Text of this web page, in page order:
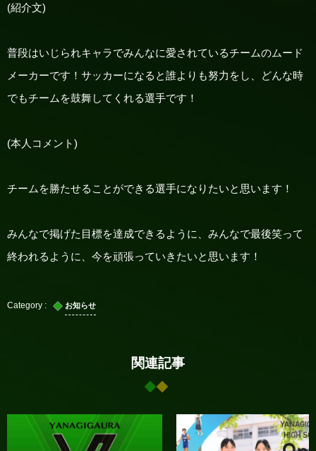
(紹介文)
普段はいじられキャラでみんなに愛されているチームのムード
メーカーです！サッカーになると誰よりも努力をし、どんな時
でもチームを鼓舞してくれる選手です！
(本人コメント)
チームを勝たせることができる選手になりたいと思います！
みんなで掲げた目標を達成できるように、みんなで最後笑って
終われるように、今を頑張っていきたいと思います！
お知らせ
関連記事